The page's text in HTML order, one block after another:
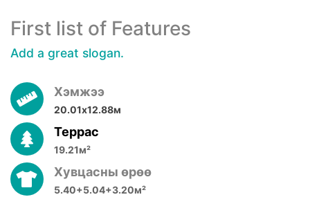
First list of Features
Add a great slogan.
Хэмжээ
20.01х12.88м
Террас
19.21м²
Хувцасны өрөө
5.40+5.04+3.20м²